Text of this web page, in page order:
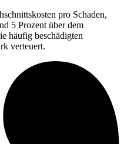
pro Schaden,
5 Prozent über dem
häufig beschädigten
verteuert.